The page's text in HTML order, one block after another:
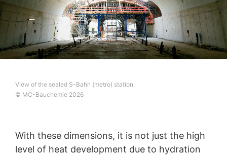
View of the sealed S-Bahn (metro) station.
© MC-Bauchemie 2026
With these dimensions, it is not just the high
level of heat development due to hydration